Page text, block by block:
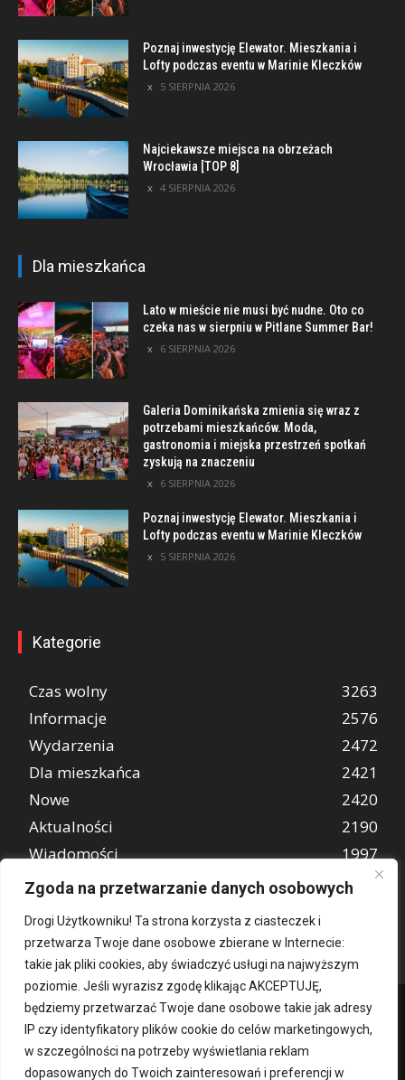
Zgoda na przetwarzanie danych osobowych
Drogi Użytkowniku! Ta strona korzysta z ciasteczek i
przetwarza Twoje dane osobowe zbierane w Internecie:
takie jak pliki cookies, aby świadczyć usługi na najwyższym
poziomie. Jeśli wyrazisz zgodę klikając AKCEPTUJĘ,
będziemy przetwarzać Twoje dane osobowe takie jak adresy
IP czy identyfikatory plików cookie do celów marketingowych,
w szczególności na potrzeby wyświetlania reklam
dopasowanych do Twoich zainteresowań i preferencji w
Poznaj inwestycję Elewator. Mieszkania i
Lofty podczas eventu w Marinie Kleczków
5 SIERPNIA 2026
Najciekawsze miejsca na obrzeżach
Wrocławia [TOP 8]
4 SIERPNIA 2026
Dla mieszkańca
Lato w mieście nie musi być nudne. Oto co
czeka nas w sierpniu w Pitlane Summer Bar!
6 SIERPNIA 2026
Galeria Dominikańska zmienia się wraz z
potrzebami mieszkańców. Moda,
gastronomia i miejska przestrzeń spotkań
zyskują na znaczeniu
6 SIERPNIA 2026
Poznaj inwestycję Elewator. Mieszkania i
Lofty podczas eventu w Marinie Kleczków
5 SIERPNIA 2026
Kategorie
Czas wolny
3263
Informacje
2576
Wydarzenia
2472
Dla mieszkańca
2421
Nowe
2420
Aktualności
2190
Wiadomości
1997
REKLAMA
849